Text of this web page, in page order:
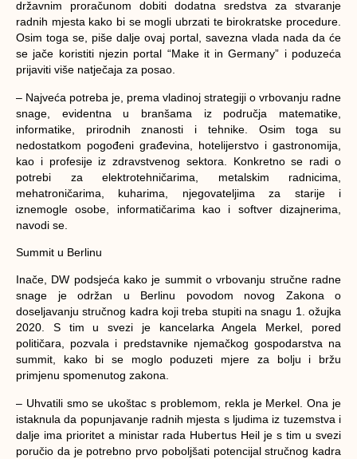
državnim proračunom dobiti dodatna sredstva za stvaranje
radnih mjesta kako bi se mogli ubrzati te birokratske procedure.
Osim toga se, piše dalje ovaj portal, savezna vlada nada da će
se jače koristiti njezin portal “Make it in Germany” i poduzeća
prijaviti više natječaja za posao.
– Najveća potreba je, prema vladinoj strategiji o vrbovanju radne
snage, evidentna u branšama iz područja matematike,
informatike, prirodnih znanosti i tehnike. Osim toga su
nedostatkom pogođeni građevina, hotelijerstvo i gastronomija,
kao i profesije iz zdravstvenog sektora. Konkretno se radi o
potrebi za elektrotehničarima, metalskim radnicima,
mehatroničarima, kuharima, njegovateljima za starije i
iznemogle osobe, informatičarima kao i softver dizajnerima,
navodi se.
Summit u Berlinu
Inače, DW podsjeća kako je summit o vrbovanju stručne radne
snage je održan u Berlinu povodom novog Zakona o
doseljavanju stručnog kadra koji treba stupiti na snagu 1. ožujka
2020. S tim u svezi je kancelarka Angela Merkel, pored
političara, pozvala i predstavnike njemačkog gospodarstva na
summit, kako bi se moglo poduzeti mjere za bolju i bržu
primjenu spomenutog zakona.
– Uhvatili smo se ukoštac s problemom, rekla je Merkel. Ona je
istaknula da popunjavanje radnih mjesta s ljudima iz tuzemstva i
dalje ima prioritet a ministar rada Hubertus Heil je s tim u svezi
poručio da je potrebno prvo poboljšati potencijal stručnog kadra